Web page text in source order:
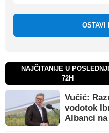
OSTAVI
NAJČITANIJE U
72H
Vučić:
vodotok
Albanci